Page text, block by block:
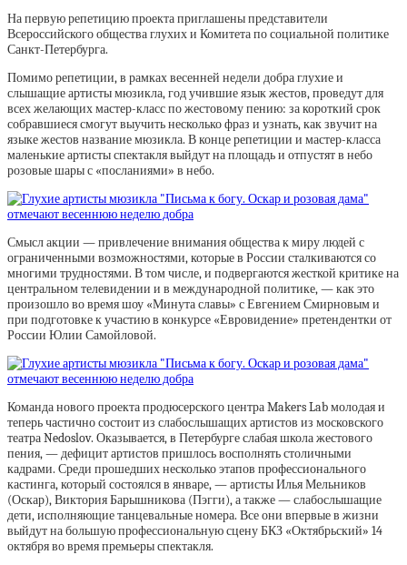
На первую репетицию проекта приглашены представители
Всероссийского общества глухих и Комитета по социальной политике
Санкт-Петербурга.
Помимо репетиции, в рамках весенней недели добра глухие и
слышащие артисты мюзикла, год учившие язык жестов, проведут для
всех желающих мастер-класс по жестовому пению: за короткий срок
собравшиеся смогут выучить несколько фраз и узнать, как звучит на
языке жестов название мюзикла. В конце репетиции и мастер-класса
маленькие артисты спектакля выйдут на площадь и отпустят в небо
розовые шары с «посланиями» в небо.
Смысл акции — привлечение внимания общества к миру людей с
ограниченными возможностями, которые в России сталкиваются со
многими трудностями. В том числе, и подвергаются жесткой критике на
центральном телевидении и в международной политике, — как это
произошло во время шоу «Минута славы» с Евгением Смирновым и
при подготовке к участию в конкурсе «Евровидение» претендентки от
России Юлии Самойловой.
Команда нового проекта продюсерского центра Makers Lab молодая и
теперь частично состоит из слабослышащих артистов из московского
театра Nedoslov. Оказывается, в Петербурге слабая школа жестового
пения, — дефицит артистов пришлось восполнять столичными
кадрами. Среди прошедших несколько этапов профессионального
кастинга, который состоялся в январе, — артисты Илья Мельников
(Оскар), Виктория Барышникова (Пэгги), а также — слабослышащие
дети, исполняющие танцевальные номера. Все они впервые в жизни
выйдут на большую профессиональную сцену БКЗ «Октябрьский» 14
октября во время премьеры спектакля.